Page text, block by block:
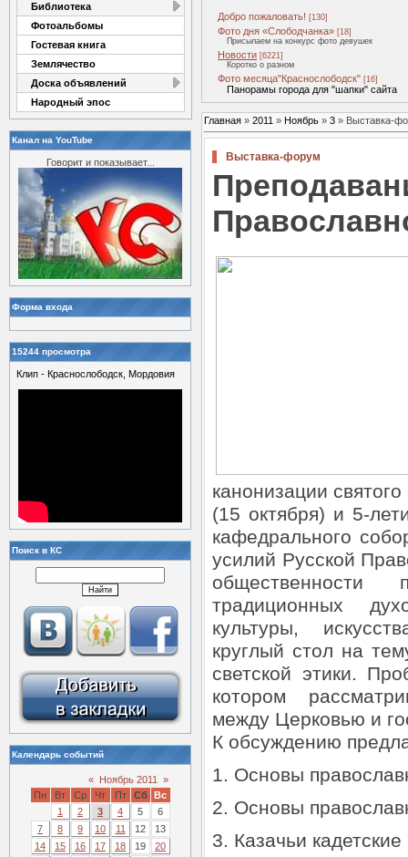
Библиотека
Фотоальбомы
Гостевая книга
Землячество
Доска объявлений
Народный эпос
Канал на YouTube
Говорит и показывает...
Форма входа
15244 просмотра
Клип - Краснослободск, Мордовия
Поиск в КС
Календарь событий
« Ноябрь 2011
»
Пн
Вт Ср Чт Пт Сб
Вс
1
2 3 4 5
6
7
8 9 10 11 12
13
14
15 16 17 18 19
20
Добро пожаловать! [130]
Фото дня «Слободчанка» [18]
Присылаем на конкурс фото девушек
Новости [6221]
Коротко о разном
Фото месяца"Краснослободск" [16]
Панорамы города для "шапки" сайта
Главная » 2011 » Ноябрь » 3 » Выставка-
Выставка-форум
канонизации
(15 октября) и 5-
кафедрального
усилий Русской
традиционных
культуры,
круглый стол на
светской этики.
котором
между Церковью и
К обсуждению
1. Основы
2. Основы
3. Казачьи